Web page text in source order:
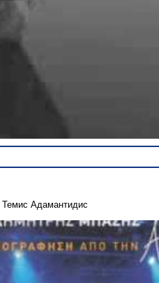
Темис Адамантидис